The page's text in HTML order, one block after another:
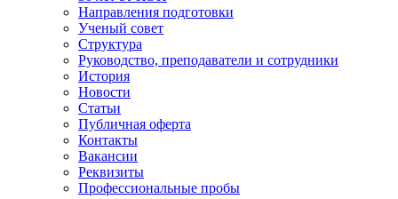
Направления подготовки
Ученый совет
Структура
Руководство, преподаватели и сотрудники
История
Новости
Статьи
Публичная оферта
Контакты
Вакансии
Реквизиты
Профессиональные пробы